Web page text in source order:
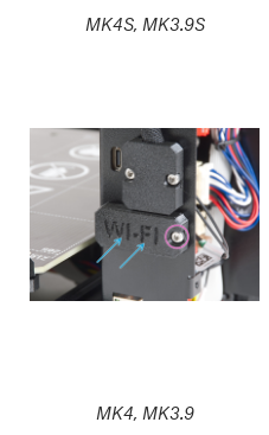
MK4S, MK3.9S
MK4, MK3.9